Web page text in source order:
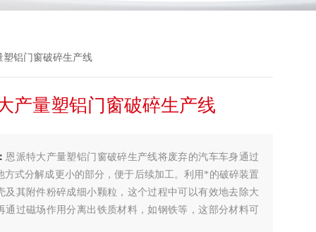
铝门窗破碎生产线
产量塑铝门窗破碎生产线
恩派特大产量塑铝门窗破碎生产线将废弃的汽车车身通过
方式分解成更小的部分，便于后续加工。利用*的破碎装置
及其附件粉碎成细小颗粒，这个过程中可以有效地去除大
通过磁场作用分离出铁质材料，如钢铁等，这部分材料可